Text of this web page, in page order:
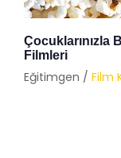
Çocuklarınızla
Filmleri
Eğitimgen / Film